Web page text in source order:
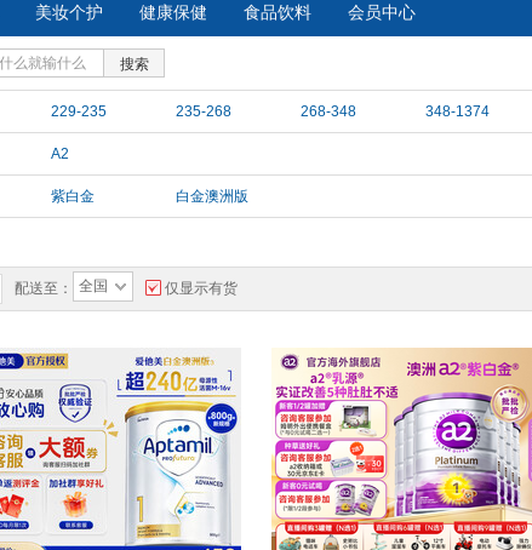
美妆个护 健康保健 食品饮料 会员中心
搜索
229-235 235-268 268-348 348-1374
A2
紫白金 白金澳洲版
配送至： 全国 仅显示有货